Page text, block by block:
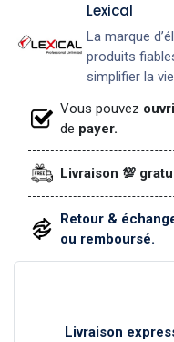
Lexical
La marque
produits
simplifier la
Vous pouvez
de payer.
Livraison 💯
Retour &
ou remboursé.
Livraison